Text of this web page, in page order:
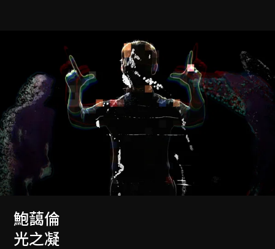
鮑藹倫
光之凝
特別放映
Special Screenings
流動影像藏品
其他M+委約作品